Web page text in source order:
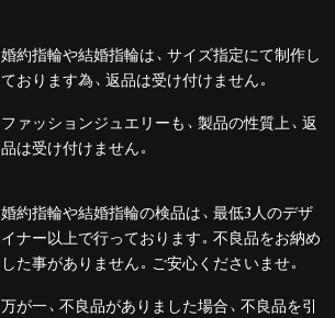
婚約指輪や結婚指輪は、サイズ指定にて制作し
ております為、返品は受け付けません。
ファッションジュエリーも、製品の性質上、返
品は受け付けません。
婚約指輪や結婚指輪の検品は、最低3人のデザ
イナー以上で行っております。不良品をお納め
した事がありません。ご安心くださいませ。
万が一、不良品がありました場合、不良品を引